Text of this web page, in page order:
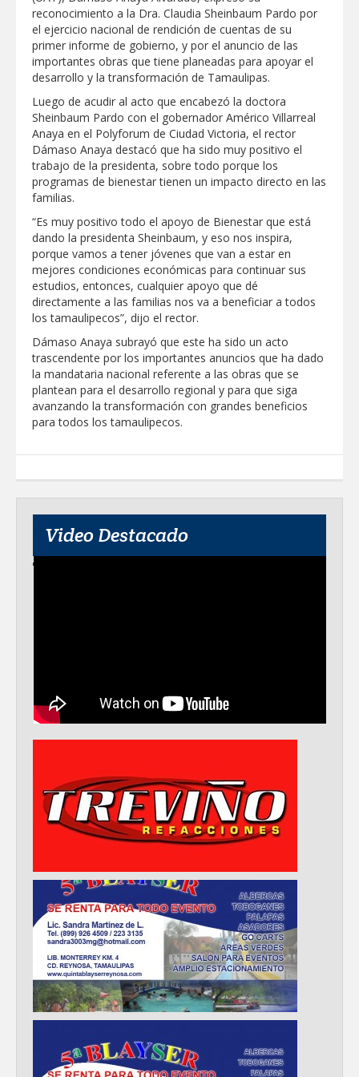
Respalda la SET acuerdos de la
CONAEDU sobre redes sociales y
escuelas militarizadas
AVANZAN TRABAJOS DE
MODERNIZACIÓN EN AVENIDA
REFORMA; GOBIERNO MUNICIPAL
MANTIENE EL RITMO DE LAS OBRAS
PRIORITARIAS
Atendió Protección Civil de Reynosa
reportes ante lluvias
IMPULSA GESTIÓN AMBIENTAL
JORNADA DE MEJORA URBANA EN
HACIENDA SAN AGUSTÍN
funcionamiento de Presa El Águila
GOBIERNO MUNICIPAL Y ESTATAL
CELEBRARÁN FERIA DEL EMPLEO EL
PRÓXIMO 18 DE AGOSTO
Logra STPS la generación de empleo
con más de 6 mil 900 colocaciones en
Tamaulipas
Anunciaron Gobierno Municipal,
PROFECO y CANACO: Feria de Regreso a
Clases 2026
Lleva gobierno de Reynosa programa
"Acción y Conciencia" a colonia
Integración Familiar
reconocimiento a la Dra. Claudia Sheinbaum Pardo por
el ejercicio nacional de rendición de cuentas de su
primer informe de gobierno, y por el anuncio de las
importantes obras que tiene planeadas para apoyar el
desarrollo y la transformación de Tamaulipas.
Luego de acudir al acto que encabezó la doctora
Sheinbaum Pardo con el gobernador Américo Villarreal
Anaya en el Polyforum de Ciudad Victoria, el rector
Dámaso Anaya destacó que ha sido muy positivo el
trabajo de la presidenta, sobre todo porque los
programas de bienestar tienen un impacto directo en las
familias.
“Es muy positivo todo el apoyo de Bienestar que está
dando la presidenta Sheinbaum, y eso nos inspira,
porque vamos a tener jóvenes que van a estar en
mejores condiciones económicas para continuar sus
estudios, entonces, cualquier apoyo que dé
directamente a las familias nos va a beneficiar a todos
los tamaulipecos”, dijo el rector.
Dámaso Anaya subrayó que este ha sido un acto
trascendente por los importantes anuncios que ha dado
la mandataria nacional referente a las obras que se
plantean para el desarrollo regional y para que siga
avanzando la transformación con grandes beneficios
para todos los tamaulipecos.
Video Destacado